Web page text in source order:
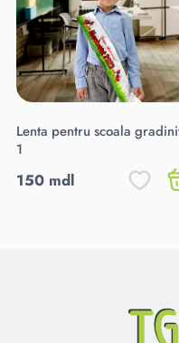
Lenta pentru scoala
1
150 mdl